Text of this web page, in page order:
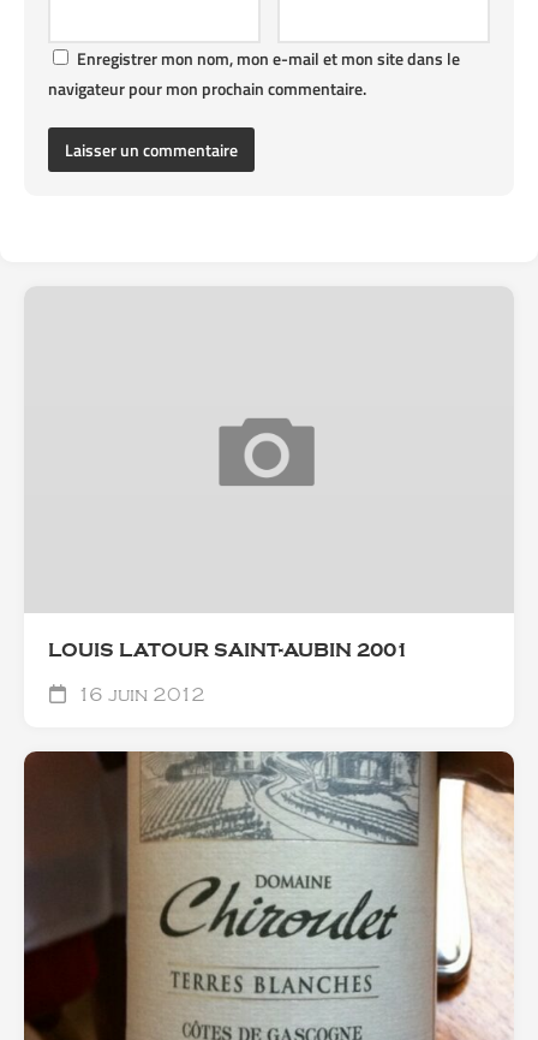
Enregistrer mon nom, mon e-mail et mon site dans le
navigateur pour mon prochain commentaire.
LOUIS LATOUR SAINT-AUBIN 2001
16 juin 2012